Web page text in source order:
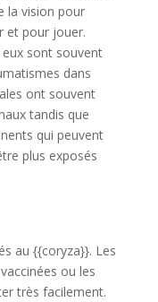
la vision pour
et pour jouer.
eux sont souvent
dans
ont souvent
tandis que
qui peuvent
plus exposés
au {{coryza}}. Les
ou les
très facilement.